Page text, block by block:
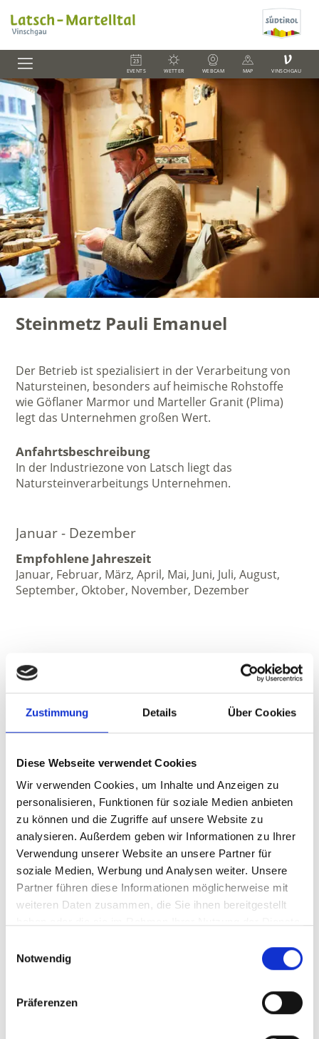
Zustimmung Details Über Cookies
Diese Webseite verwendet Cookies
Wir verwenden Cookies, um Inhalte und Anzeigen zu
personalisieren, Funktionen für soziale Medien anbieten
zu können und die Zugriffe auf unsere Website zu
analysieren. Außerdem geben wir Informationen zu Ihrer
Verwendung unserer Website an unsere Partner für
soziale Medien, Werbung und Analysen weiter. Unsere
Partner führen diese Informationen möglicherweise mit
weiteren Daten zusammen, die Sie ihnen bereitgestellt
Notwendig
Präferenzen
EVENTS WETTER WEBCAM MAP
V
VINSCHGAU
Steinmetz Pauli Emanuel
Der Betrieb ist spezialisiert in der Verarbeitung von
Natursteinen, besonders auf heimische Rohstoffe
wie Göflaner Marmor und Marteller Granit (Plima)
legt das Unternehmen großen Wert.
Anfahrtsbeschreibung
In der Industriezone von Latsch liegt das
Natursteinverarbeitungs Unternehmen.
Januar - Dezember
Empfohlene Jahreszeit
Januar, Februar, März, April, Mai, Juni, Juli, August,
September, Oktober, November, Dezember
STEINMETZ PAULI EMANUEL
Industriezone 5E
39021
Latsch
www.pauli-emanuel.com